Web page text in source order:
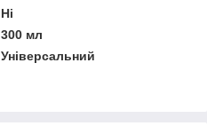
Ні
300 мл
Універсальний